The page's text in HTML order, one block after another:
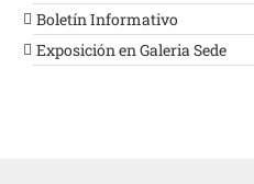
Boletín Informativo
Exposición en Galeria Sede